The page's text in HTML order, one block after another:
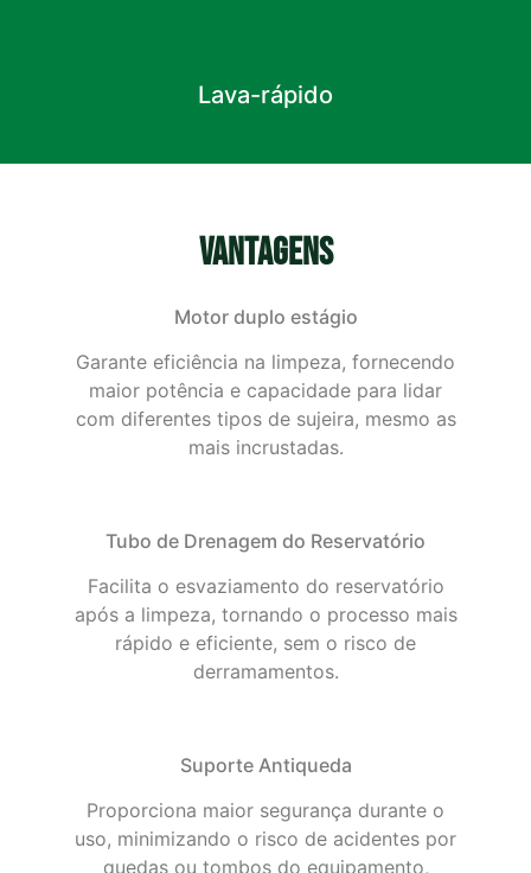
Lava-rápido
VANTAGENS
Motor duplo estágio
Garante eficiência na limpeza, fornecendo
maior potência e capacidade para lidar
com diferentes tipos de sujeira, mesmo as
mais incrustadas.
Tubo de Drenagem do Reservatório
Facilita o esvaziamento do reservatório
após a limpeza, tornando o processo mais
rápido e eficiente, sem o risco de
derramamentos.
Suporte Antiqueda
Proporciona maior segurança durante o
uso, minimizando o risco de acidentes por
quedas ou tombos do equipamento,